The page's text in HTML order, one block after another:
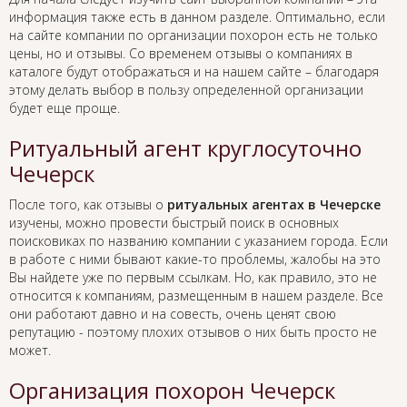
информация также есть в данном разделе. Оптимально, если
на сайте компании по организации похорон есть не только
цены, но и отзывы. Со временем отзывы о компаниях в
каталоге будут отображаться и на нашем сайте – благодаря
этому делать выбор в пользу определенной организации
будет еще проще.
Ритуальный агент круглосуточно
Чечерск
После того, как отзывы о ритуальных агентах в Чечерске
изучены, можно провести быстрый поиск в основных
поисковиках по названию компании с указанием города. Если
в работе с ними бывают какие-то проблемы, жалобы на это
Вы найдете уже по первым ссылкам. Но, как правило, это не
относится к компаниям, размещенным в нашем разделе. Все
они работают давно и на совесть, очень ценят свою
репутацию - поэтому плохих отзывов о них быть просто не
может.
Организация похорон Чечерск